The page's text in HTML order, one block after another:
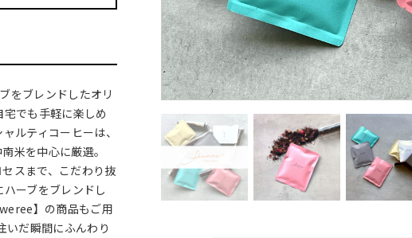
をブレンドしたオリ
でも手軽に楽しめ
ルティコーヒーは、
米を中心に厳選。
スまで、こだわり抜
ーブをブレンドし
】の商品もご用
いだ瞬間にふんわり